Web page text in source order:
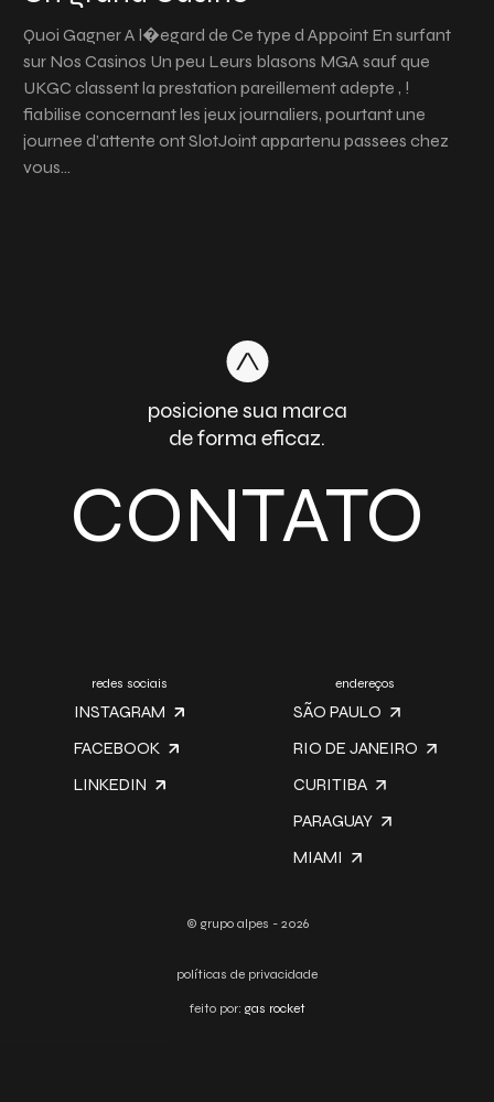
Quoi Gagner A l�egard de Ce type d Appoint En surfant
sur Nos Casinos Un peu Leurs blasons MGA sauf que
UKGC classent la prestation pareillement adepte , !
fiabilise concernant les jeux journaliers, pourtant une
journee d’attente ont SlotJoint appartenu passees chez
vous…
posicione sua marca
de forma eficaz.
CONTATO
redes sociais
INSTAGRAM
FACEBOOK
LINKEDIN
endereços
SÃO PAULO
RIO DE JANEIRO
CURITIBA
PARAGUAY
MIAMI
© grupo alpes - 2026
políticas de privacidade
feito por: gas rocket